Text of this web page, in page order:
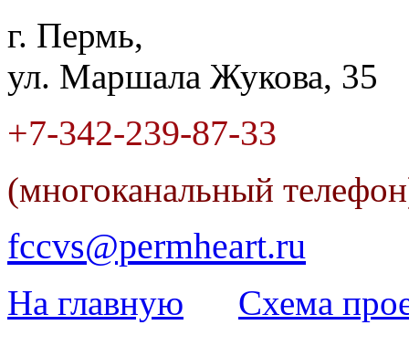
г. Пермь,
ул. Маршала Жукова, 35
+7-342-239-87-33
(многоканальный
fccvs@permheart.ru
На главную Cхема